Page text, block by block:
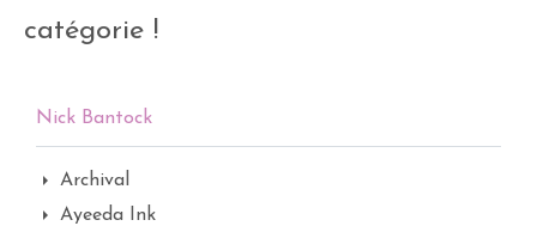
catégorie !
Nick Bantock
Archival
Ayeeda Ink